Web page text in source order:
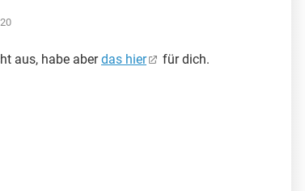
aus, habe aberdas hier für dich.